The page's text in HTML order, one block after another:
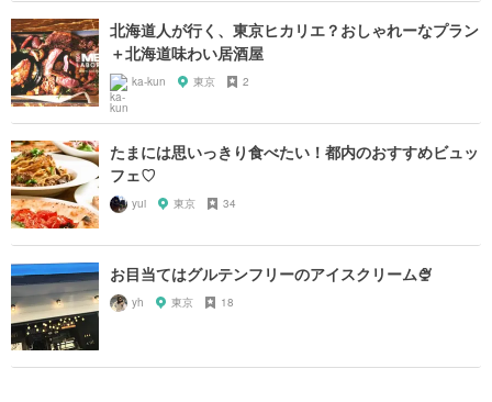
北海道人が行く、東京ヒカリエ？おしゃれーなプラン
＋北海道味わい居酒屋
ka-kun 東京 2
たまには思いっきり食べたい！都内のおすすめビュッ
フェ♡
yui 東京 34
お目当てはグルテンフリーのアイスクリーム🍨
yh 東京 18